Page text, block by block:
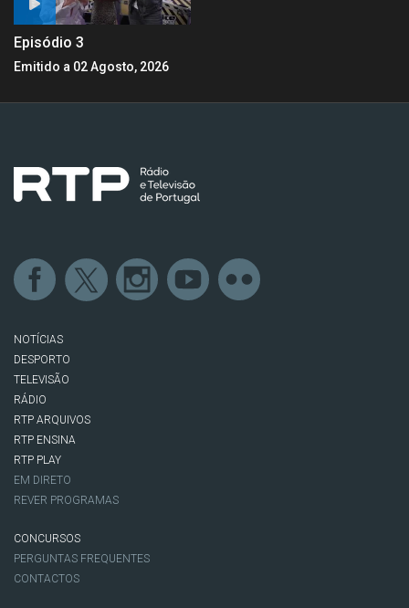
Episódio 3
Emitido a 02 Agosto, 2026
NOTÍCIAS
DESPORTO
TELEVISÃO
RÁDIO
RTP ARQUIVOS
RTP ENSINA
RTP PLAY
EM DIRETO
REVER PROGRAMAS
CONCURSOS
PERGUNTAS FREQUENTES
CONTACTOS